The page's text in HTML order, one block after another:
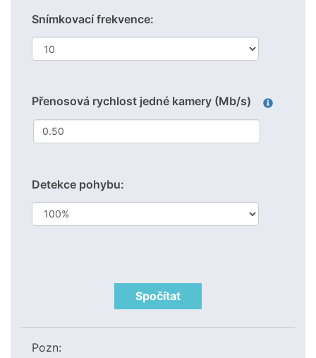
Snímkovací frekvence:
Přenosová rychlost jedné kamery (Mb/s)
Detekce pohybu:
Spočítat
Pozn: